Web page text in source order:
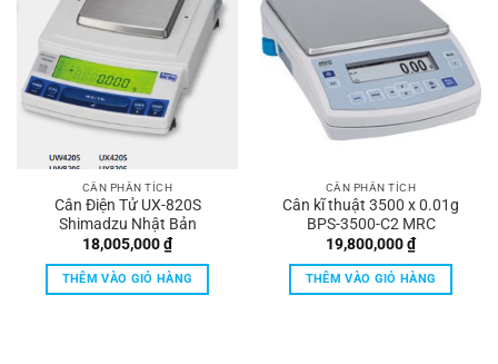
CÂN PHÂN TÍCH
Cân Điện Tử UX-820S
Shimadzu Nhật Bản
18,005,000₫
THÊM VÀO GIỎ HÀNG
CÂN PHÂN TÍCH
Cân kĩ thuật 3500 x 0.01g
BPS-3500-C2 MRC
19,800,000₫
THÊM VÀO GIỎ HÀNG